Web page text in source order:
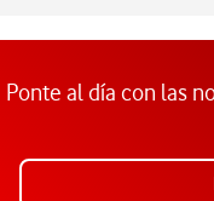
Ponte al día con las